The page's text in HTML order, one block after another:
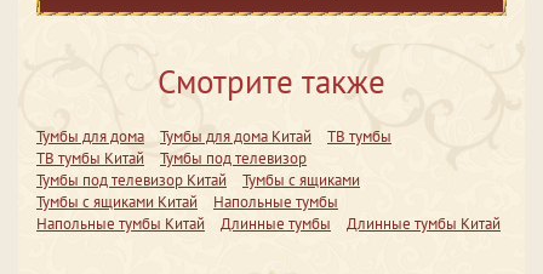
Смотрите также
Тумбы для дома Тумбы для дома Китай
ТВ тумбы
ТВ тумбы Китай
Тумбы под телевизор
Тумбы под телевизор Китай
Тумбы с ящиками
Тумбы с ящиками Китай
Напольные тумбы
Напольные тумбы Китай
Длинные тумбы Длинные тумбы Китай